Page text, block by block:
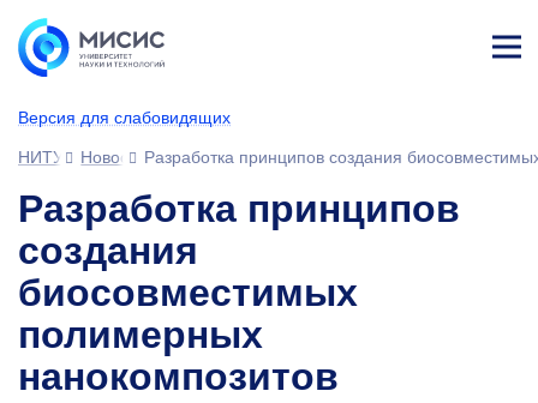
Версия для слабовидящих
ине
НИТУ МИСИС
НовостиРазработка принципов создания
Разработка принципов
создания
биосовместимых
полимерных
нанокомпозитов